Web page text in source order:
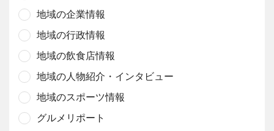
地域の企業情報
地域の行政情報
地域の飲食店情報
地域の人物紹介・インタビュー
地域のスポーツ情報
グルメリポート